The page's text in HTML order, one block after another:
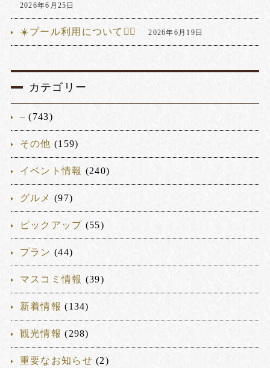
2026年6月25日
☀️プール利用について🏊‍♂️ 2026年6月19日
カテゴリー
– (743)
その他 (159)
イベント情報 (240)
グルメ (97)
ピックアップ (55)
プラン (44)
マスコミ情報 (39)
新着情報 (134)
観光情報 (298)
重要なお知らせ (2)